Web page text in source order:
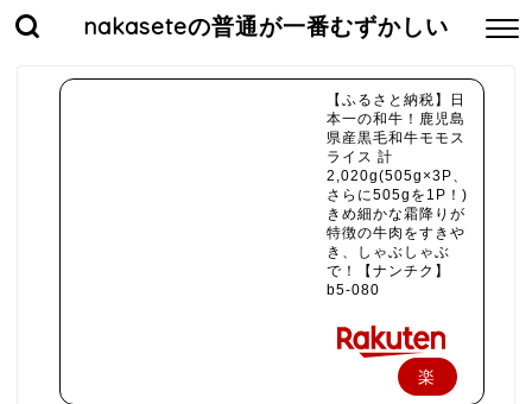
nakaseteの普通が一番むずかしい
【ふるさと納税】日
本一の和牛！鹿児島
県産黒毛和牛モモス
ライス 計
2,020g(505g×3P、
さらに505gを1P！)
きめ細かな霜降りが
特徴の牛肉をすきや
き、しゃぶしゃぶ
で！【ナンチク】
b5-080
楽